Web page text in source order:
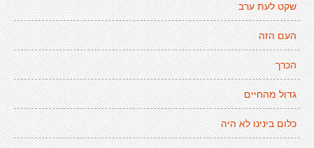
שקט לעת ערב
העם הזה
הכרך
גדול מהחיים
כלום בינינו לא היה